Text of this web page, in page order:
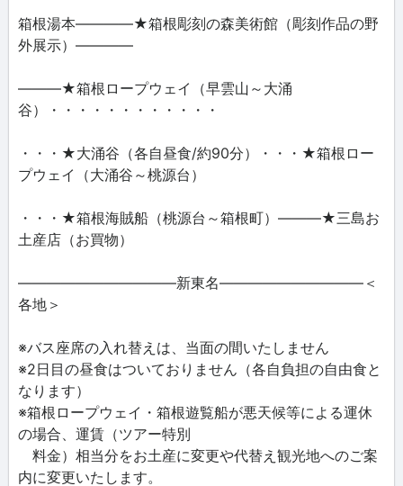
箱根湯本――――★箱根彫刻の森美術館（彫刻作品の野
外展示）――――
―――★箱根ロープウェイ（早雲山～大涌
谷）・・・・・・・・・・・・
・・・★大涌谷（各自昼食/約90分）・・・★箱根ロー
プウェイ（大涌谷～桃源台）
・・・★箱根海賊船（桃源台～箱根町）―――★三島お
土産店（お買物）
―――――――――――新東名――――――――――＜
各地＞
※バス座席の入れ替えは、当面の間いたしません
※2日目の昼食はついておりません（各自負担の自由食と
なります）
※箱根ロープウェイ・箱根遊覧船が悪天候等による運休
の場合、運賃（ツアー特別
料金）相当分をお土産に変更や代替え観光地へのご案
内に変更いたします。